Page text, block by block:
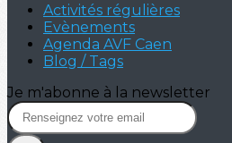
Activités régulières
Evènements
Agenda AVF Caen
Blog / Tags
Je m'abonne à la newsletter